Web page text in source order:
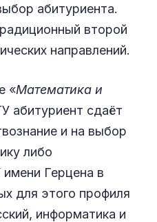
абитуриента.
второй
направлений.
«Математика и
абитуриент сдаёт
и на выбор
либо
Герцена в
для этого профиля
информатика и